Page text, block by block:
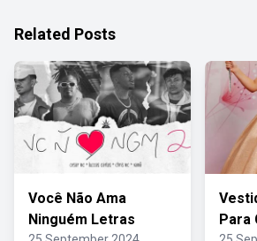
Related Posts
Você Não Ama
Ninguém Letras
Para